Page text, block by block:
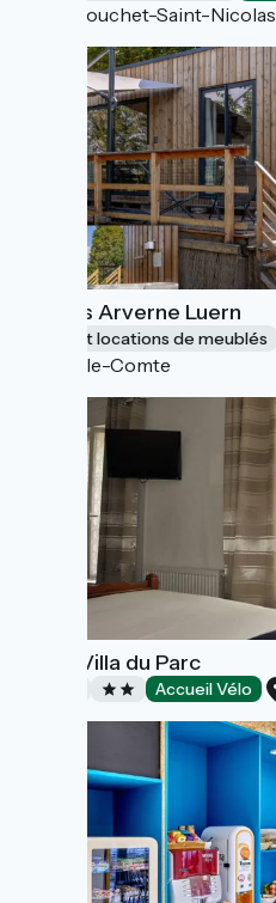
Le Bouchet-Saint-Nicolas
Lodges Arverne Luern
Gîtes et locations de meublés
Vic-le-Comte
Hôtel Villa du Parc
Accueil Vélo